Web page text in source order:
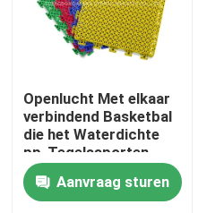
Huis
Producten
Video's
Openlucht Met elkaar
verbindend Basketbal
die het Waterdichte
pp-Tegelssporten
Vloeren vloeren
Aanvraag sturen